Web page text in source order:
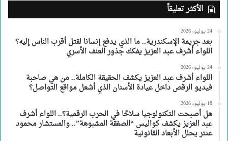
الأكثر تعليقاً
24 يوليو، 2026
بعد جريمة الإسكندرية.. ما الذي يدفع إنسانا لقتل أقرب الناس إليه؟
اللواء أشرف عبد العزيز يفكك جذور العنف الأسري
24 يوليو، 2026
اللواء أشرف عبد العزيز يكشف الحقيقة الكاملة.. من هي صاحبة
فيديو الرقص داخل عيادة الأسنان الذي أشعل مواقع التواصل؟
18 يوليو، 2026
هل أصبحت التكنولوجيا سلاحًا في الحرب الرقمية؟.. اللواء أشرف
عبد العزيز يكشف كواليس “الصفقة المشبوهة”.. والمستشار محمود
عنتر يحلل الأبعاد القانونية